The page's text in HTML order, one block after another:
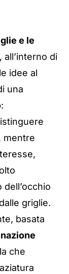
e le
all’interno di
idee al
una
:
mentre
griglie.
basata
che